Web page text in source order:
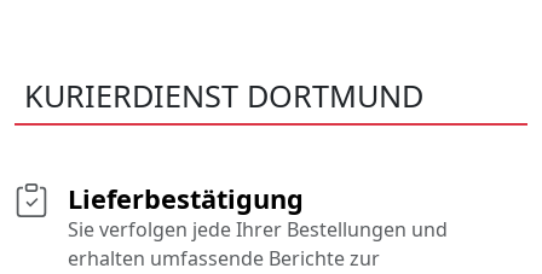
KURIERDIENST DORTMUND
Lieferbestätigung
Sie verfolgen jede Ihrer Bestellungen und
erhalten umfassende Berichte zur